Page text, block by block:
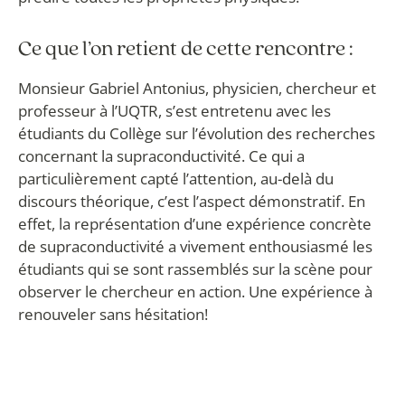
Ce que l’on retient de cette rencontre :
Monsieur Gabriel Antonius, physicien, chercheur et
professeur à l’UQTR, s’est entretenu avec les
étudiants du Collège sur l’évolution des recherches
concernant la supraconductivité. Ce qui a
particulièrement capté l’attention, au-delà du
discours théorique, c’est l’aspect démonstratif. En
effet, la représentation d’une expérience concrète
de supraconductivité a vivement enthousiasmé les
étudiants qui se sont rassemblés sur la scène pour
observer le chercheur en action. Une expérience à
renouveler sans hésitation!